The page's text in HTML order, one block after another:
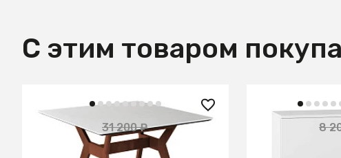
С этим товаром
13 050 ₽ 31 200 ₽ — 58%
Стол Нарвик 960*960 мрамор
8